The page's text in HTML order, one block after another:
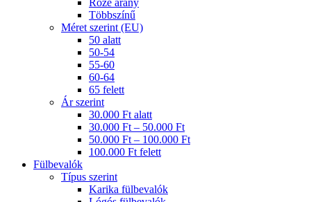
Többszínű
Méret szerint (EU)
50 alatt
50-54
55-60
60-64
65 felett
Ár szerint
30.000 Ft alatt
30.000 Ft – 50.000 Ft
50.000 Ft – 100.000 Ft
100.000 Ft felett
Fülbevalók
Típus szerint
Karika fülbevalók